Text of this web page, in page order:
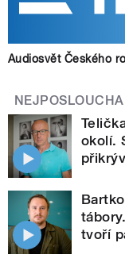
Audiosvět Českého
okolí.
tvoří